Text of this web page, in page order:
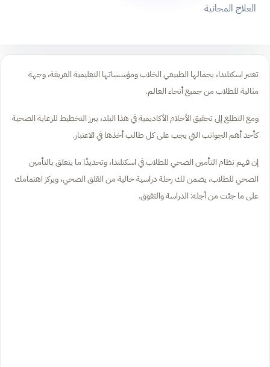
العلاج المجانية
تعتبر اسكتلندا، بجمالها الطبيعي الخلاب ومؤسساتها التعليمية العريقة، وجهة
مثالية للطلاب من جميع أنحاء العالم.
ومع التطلع إلى تحقيق الأحلام الأكاديمية في هذا البلد، يبرز التخطيط للرعاية الصحية
كأحد أهم الجوانب التي يجب على كل طالب أخذها في الاعتبار.
إن فهم نظام التأمين الصحي للطلاب في اسكتلندا، وتحديدًا ما يتعلق بالتأمين
الصحي للطلاب، يضمن لك رحلة دراسية خالية من القلق الصحي، ويركز اهتمامك
على ما جئت من أجله: الدراسة والتفوق.